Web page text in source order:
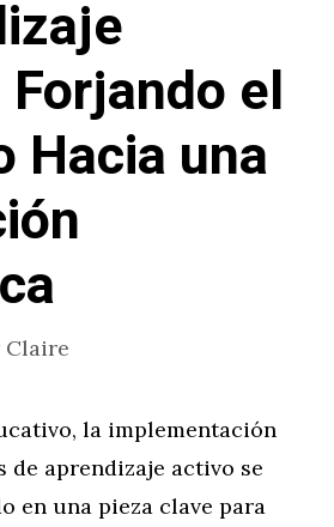
el
Hacia una
Claire
la implementación
de aprendizaje activo se
en una pieza clave para